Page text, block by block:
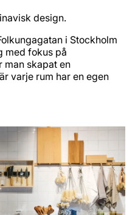
design.
i Stockholm
med fokus på
man skapat en
varje rum har en egen